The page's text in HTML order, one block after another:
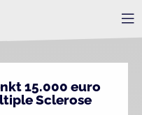
15.000 euro
Sclerose